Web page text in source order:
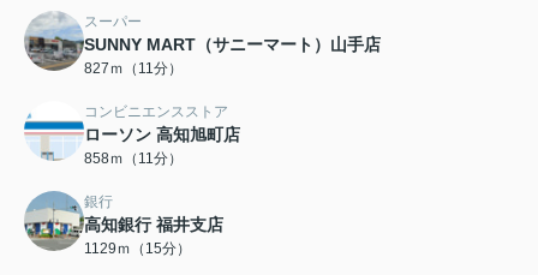
スーパー
SUNNY MART（サニーマート）山手店
827ｍ（11分）
コンビニエンスストア
ローソン 高知旭町店
858ｍ（11分）
銀行
高知銀行 福井支店
1129ｍ（15分）